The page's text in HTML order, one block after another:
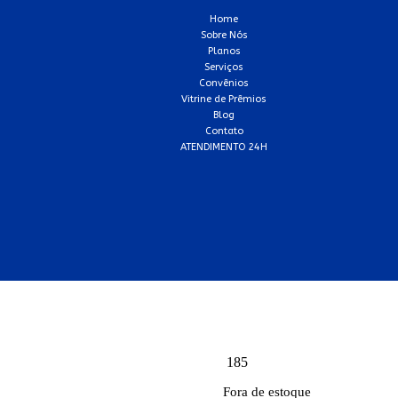
Home
Sobre Nós
Planos
Serviços
Convênios
Vitrine de Prêmios
Blog
Contato
ATENDIMENTO 24H
185
Fora de estoque